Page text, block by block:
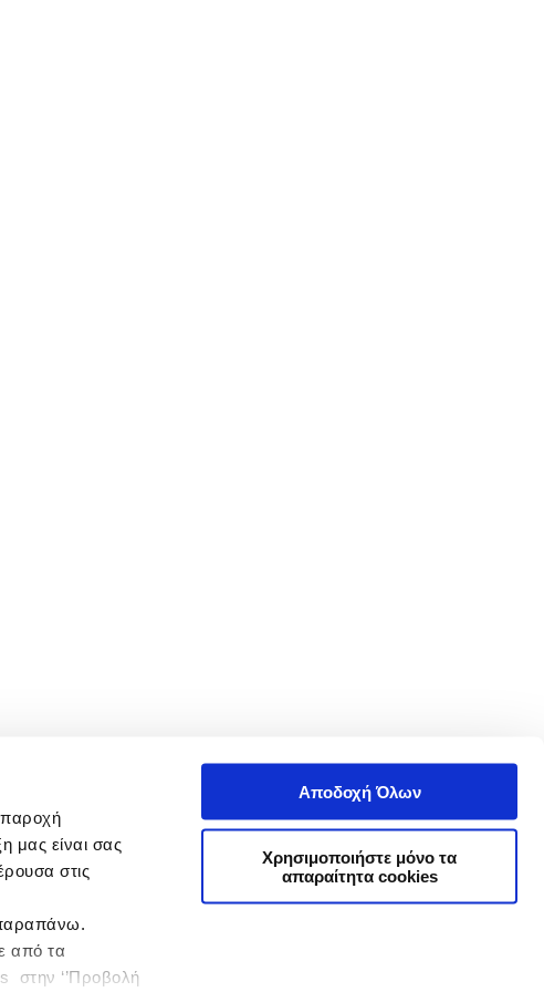
παροχή
μας είναι σας
στις
από τα
στην ‘’Προβολή
Αποδοχή Όλων
Χρησιμοποιήστε μόνο τα
απαραίτητα cookies